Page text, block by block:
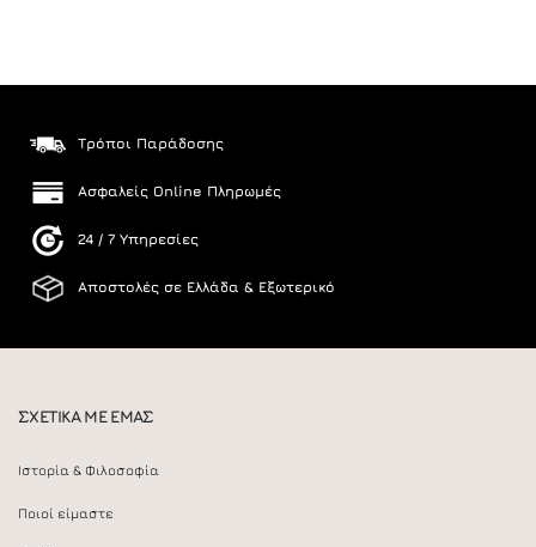
Τρόποι Παράδοσης
Ασφαλείς Online Πληρωμές
24 / 7 Υπηρεσίες
Αποστολές σε Ελλάδα & Εξωτερικό
ΣΧΕΤΙΚΑ ΜΕ ΕΜΑΣ
Ιστορία & Φιλοσοφία
Ποιοί είμαστε